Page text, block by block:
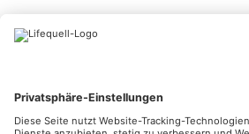
Service
Unsere Communities